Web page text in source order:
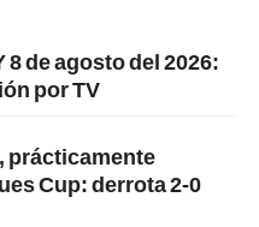
8 de agosto del 2026:
por TV
prácticamente
Cup: derrota 2-0